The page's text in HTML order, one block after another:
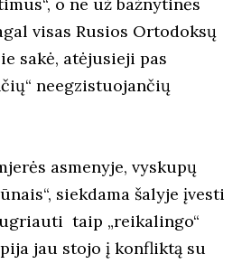
o ne už bažnytinės
visas Rusios Ortodoksų
sakė, atėjusieji pas
neegzistuojančių
asmenyje, vyskupų
siekdama šalyje įvesti
taip „reikalingo“
jau stojo į konfliktą su